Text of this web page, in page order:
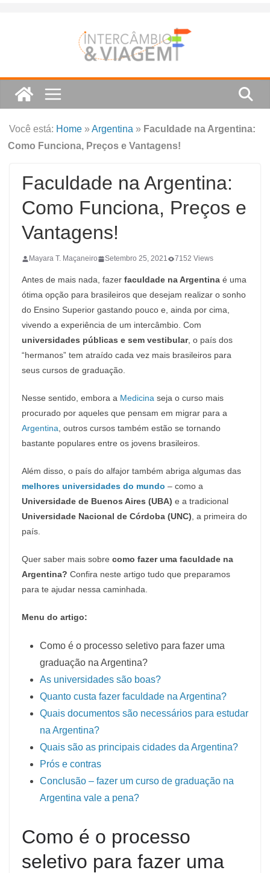
Você está: Home »Argentina » Faculdade na Argentina:
Como Funciona, Preços e Vantagens!
Faculdade na Argentina:
Como Funciona, Preços e
Vantagens!
Mayara T. Maçaneiro Setembro 25, 2021 7152 Views
Antes de mais nada, fazer faculdade na Argentina é uma
ótima opção para brasileiros que desejam realizar o sonho
do Ensino Superior gastando pouco e, ainda por cima,
vivendo a experiência de um intercâmbio. Com
universidades públicas e sem vestibular, o país dos
“hermanos” tem atraído cada vez mais brasileiros para
seus cursos de graduação.
Nesse sentido, embora a Medicina seja o curso mais
procurado por aqueles que pensam em migrar para a
Argentina , outros cursos também estão se tornando
bastante populares entre os jovens brasileiros.
Além disso, o país do alfajor também abriga algumas das
melhores universidades do mundo – como a
Universidade de Buenos Aires (UBA) e a tradicional
Universidade Nacional de Córdoba (UNC) , a primeira do
país.
Quer saber mais sobre como fazer uma faculdade na
Argentina? Confira neste artigo tudo que preparamos
para te ajudar nessa caminhada.
Menu do artigo:
Como é o processo seletivo para fazer uma
graduação na Argentina?
As universidades são boas?
Quanto custa fazer faculdade na Argentina?
Quais documentos são necessários para estudar
na Argentina?
Quais são as principais cidades da Argentina?
Prós e contras
Conclusão – fazer um curso de graduação na
Argentina vale a pena?
Como é o processo
seletivo para fazer uma